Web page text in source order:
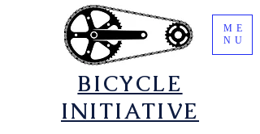
​BICYCLE
INITIATIVE
ME
NU